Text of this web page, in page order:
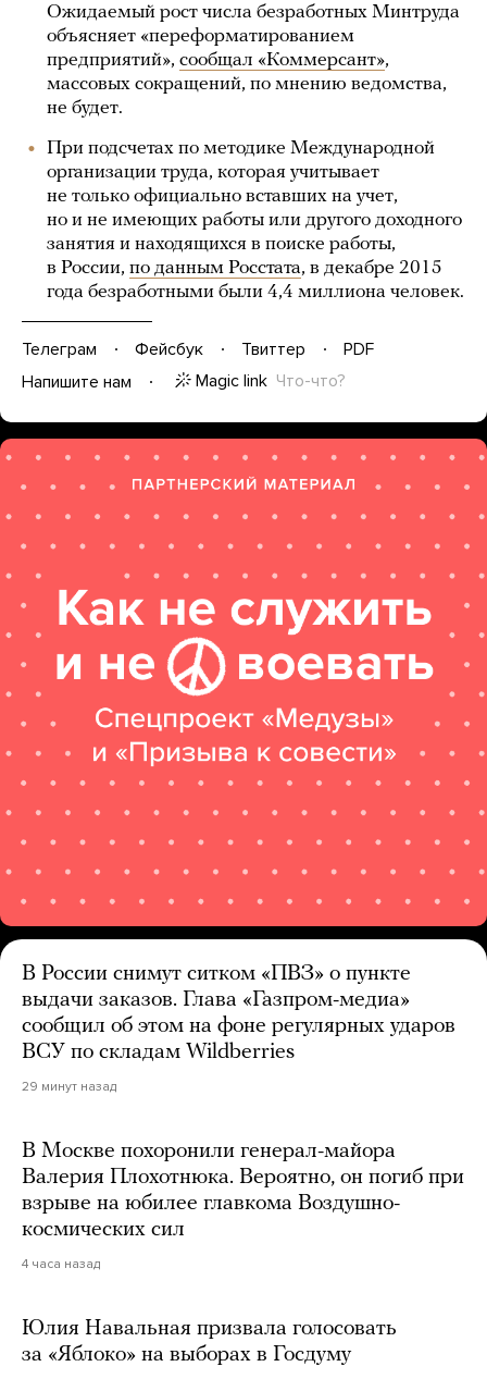
Ожидаемый рост числа безработных Минтруда
объясняет «переформатированием
предприятий», сообщал «Коммерсант»,
массовых сокращений, по мнению ведомства,
не будет.
При подсчетах по методике Международной
организации труда, которая учитывает
не только официально вставших на учет,
но и не имеющих работы или другого доходного
занятия и находящихся в поиске работы,
в России, по данным Росстата, в декабре 2015
года безработными были 4,4 миллиона человек.
Телеграм Фейсбук Твиттер
PDF
Напишите нам
Magic link Что-что?
В России снимут ситком «ПВЗ» о пункте
выдачи заказов. Глава «Газпром-медиа»
сообщил об этом на фоне регулярных ударов
ВСУ по складам Wildberries
29 минут назад
В Москве похоронили генерал-майора
Валерия Плохотнюка. Вероятно, он погиб при
взрыве на юбилее главкома Воздушно-
космических сил
4 часа назад
Юлия Навальная призвала голосовать
за «Яблоко» на выборах в Госдуму